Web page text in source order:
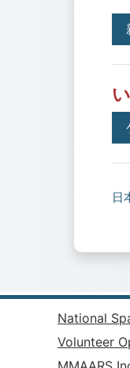
日
National
Volunteer